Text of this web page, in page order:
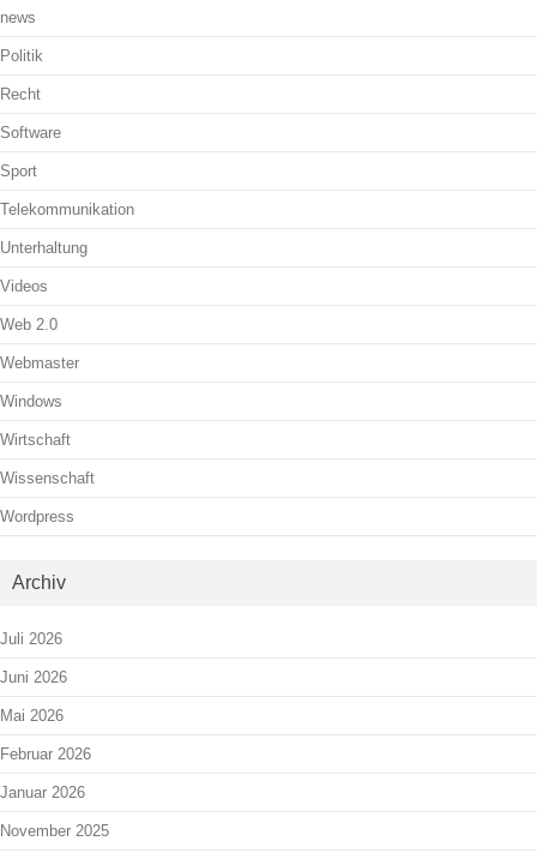
news
Politik
Recht
Software
Sport
Telekommunikation
Unterhaltung
Videos
Web 2.0
Webmaster
Windows
Wirtschaft
Wissenschaft
Wordpress
Archiv
Juli 2026
Juni 2026
Mai 2026
Februar 2026
Januar 2026
November 2025